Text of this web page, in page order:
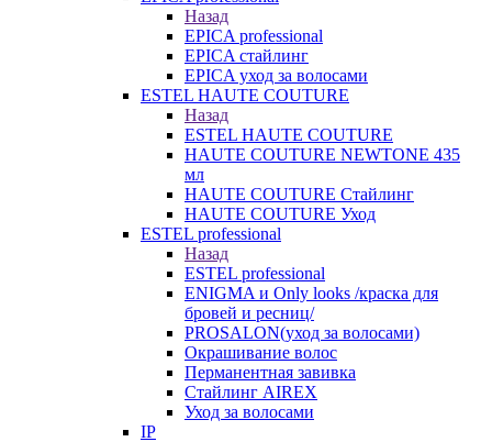
Назад
EPICA professional
EPICA стайлинг
EPICA уход за волосами
ESTEL HAUTE COUTURE
Назад
ESTEL HAUTE COUTURE
HAUTE COUTURE NEWTONE 435
мл
HAUTE COUTURE Стайлинг
HAUTE COUTURE Уход
ESTEL professional
Назад
ESTEL professional
ENIGMA и Only looks /краска для
бровей и ресниц/
PROSALON(уход за волосами)
Окрашивание волос
Перманентная завивка
Стайлинг AIREX
Уход за волосами
IP